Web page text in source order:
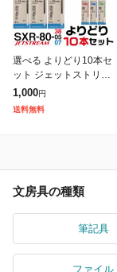
選べる よりどり10本セ
ット ジェットストリー
ム 替え芯 多色多機能用
SXR-80 紙製パッケー
1,000円
送料無料
文房具の種類
筆記具
ファイル